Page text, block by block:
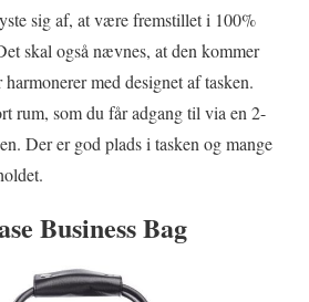
sig af, at være fremstillet i 100%
skal også nævnes, at den kommer
med designet af tasken.
rum, som du får adgang til via en 2-
Der er god plads i tasken og mange
Business Bag